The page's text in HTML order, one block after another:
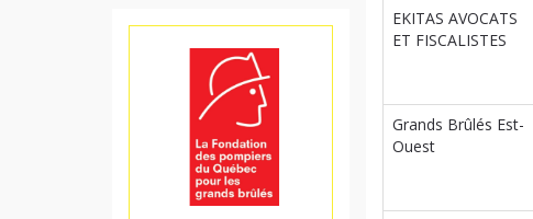
associées.
EKITAS AVOCATS
ET FISCALISTES
Grands Brûlés Est-
Ouest